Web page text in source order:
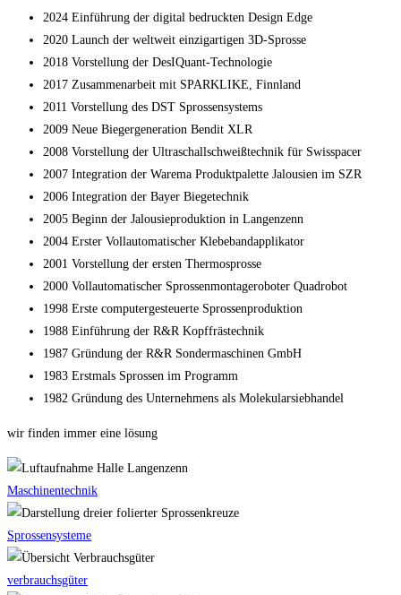
2024 Einführung der digital bedruckten Design Edge
2020 Launch der weltweit einzigartigen 3D-Sprosse
2018 Vorstellung der DesIQuant-Technologie
2017 Zusammenarbeit mit SPARKLIKE, Finnland
2011 Vorstellung des DST Sprossensystems
2009 Neue Biegergeneration Bendit XLR
2008 Vorstellung der Ultraschallschweißtechnik für Swisspacer
2007 Integration der Warema Produktpalette Jalousien im SZR
2006 Integration der Bayer Biegetechnik
2005 Beginn der Jalousieproduktion in Langenzenn
2004 Erster Vollautomatischer Klebebandapplikator
2001 Vorstellung der ersten Thermosprosse
2000 Vollautomatischer Sprossenmontageroboter Quadrobot
1998 Erste computergesteuerte Sprossenproduktion
1988 Einführung der R&R Kopffrästechnik
1987 Gründung der R&R Sondermaschinen GmbH
1983 Erstmals Sprossen im Programm
1982 Gründung des Unternehmens als Molekularsiebhandel
wir finden immer eine lösung
Maschinentechnik
Sprossensysteme
verbrauchsgüter